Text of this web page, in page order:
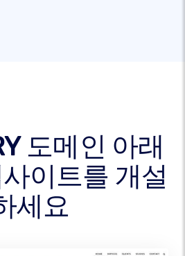
도메인 아래
이트를 개설
세요